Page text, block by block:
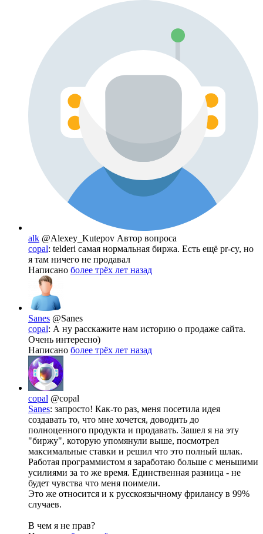
alk @Alexey_Kutepov Автор вопроса
copal: telderi самая нормальная биржа. Есть ещё pr-cy, но
я там ничего не продавал
Написано более трёх лет назад
Sanes @Sanes
copal: А ну расскажите нам историю о продаже сайта.
Очень интересно)
Написано более трёх лет назад
copal @copal
Sanes: запросто! Как-то раз, меня посетила идея
создавать то, что мне хочется, доводить до
полноценного продукта и продавать. Зашел я на эту
"биржу", которую упомянули выше, посмотрел
максимальные ставки и решил что это полный шлак.
Работая программистом я заработаю больше с меньшими
усилиями за то же время. Единственная разница - не
будет чувства что меня поимели.
Это же относится и к русскоязычному фрилансу в 99%
случаев.
В чем я не прав?